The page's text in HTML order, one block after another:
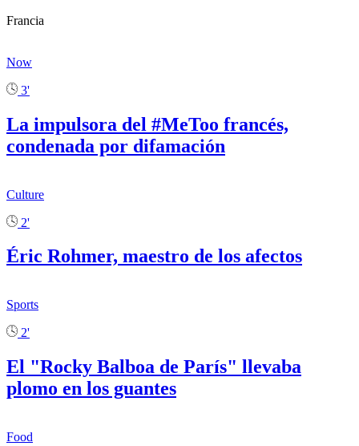
Francia
Now
3'
La impulsora del #MeToo francés,
condenada por difamación
Culture
2'
Éric Rohmer, maestro de los afectos
Sports
2'
El "Rocky Balboa de París" llevaba
plomo en los guantes
Food